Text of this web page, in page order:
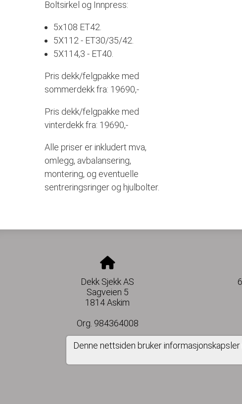
Boltsirkel og Innpress:
5x108 ET42.
5X112 - ET30/35/42.
5X114,3 - ET40.
Pris dekk/felgpakke med
sommerdekk fra: 19690,-
Pris dekk/felgpakke med
vinterdekk fra: 19690,-
Alle priser er inkludert mva,
omlegg, avbalansering,
montering, og eventuelle
sentreringsringer og hjulbolter.
Dekk Sjekk AS
Sagveien 5
1814 Askim
Org. 984364008
Denne nettsiden bruker